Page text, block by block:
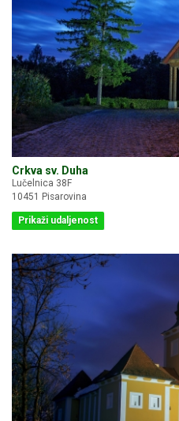
Crkva sv. Duha
Lučelnica 38F
10451 Pisarovina
Prikaži udaljenost